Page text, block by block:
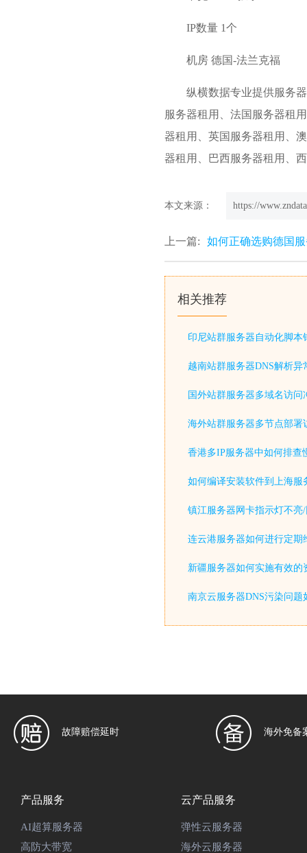
IP数量 1个
机房 德国-法兰克福
纵横数据专业提供服务
服务器租用、 法国服务器租用
器租用、英国服务器租用、
器租用、巴西服务器租用、
本文来源： https://
上一篇: 如何正确选购德国服
相关推荐
印尼站群服务器自动化脚本
越南站群服务器DNS解析异
国外站群服务器多域名访问
海外站群服务器多节点部署
香港多IP服务器中如何排查
如何编译安装软件到上海服
镇江服务器网卡指示灯不亮
连云港服务器如何进行定期
新疆服务器如何实施有效的
南京云服务器DNS污染问题
故障赔偿延时 海外免备
产品服务
AI超算服务器
高防大带宽
云产品服务
弹性云服务器
海外云服务器